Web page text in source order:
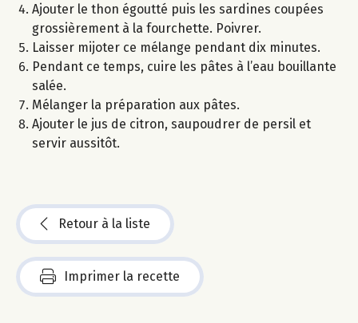
Ajouter le thon égoutté puis les sardines coupées
grossièrement à la fourchette. Poivrer.
Laisser mijoter ce mélange pendant dix minutes.
Pendant ce temps, cuire les pâtes à l’eau bouillante
salée.
Mélanger la préparation aux pâtes.
Ajouter le jus de citron, saupoudrer de persil et
servir aussitôt.
Retour à la liste
Imprimer la recette